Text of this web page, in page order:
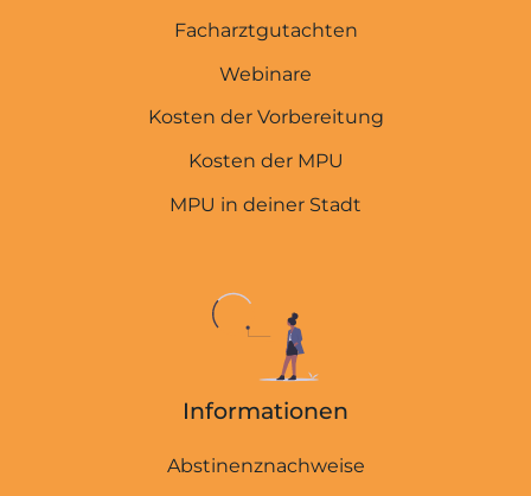
Facharztgutachten
Webinare
Kosten der Vorbereitung
Kosten der MPU
MPU in deiner Stadt
Informationen
Abstinenznachweise